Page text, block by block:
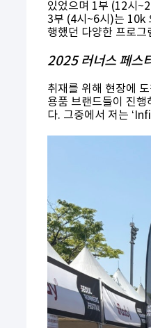
있었으며 1부 (12시
3부 (4시~6시)는 10k
행했던 다양한 프로그
2025 러너스 페스
취재를 위해 현장에
용품 브랜드들이 진
다. 그중에서 저는